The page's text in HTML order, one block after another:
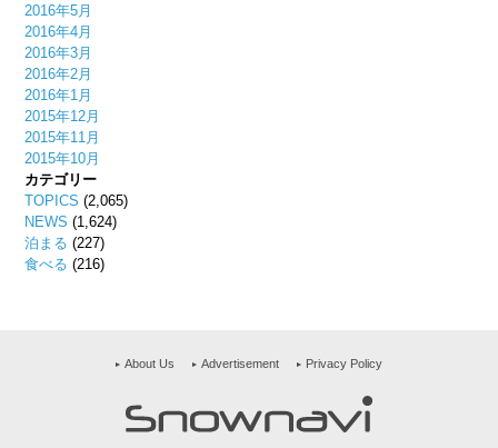
2016年5月
2016年4月
2016年3月
2016年2月
2016年1月
2015年12月
2015年11月
2015年10月
カテゴリー
TOPICS (2,065)
NEWS (1,624)
泊まる (227)
食べる (216)
About Us Advertisement Privacy Policy